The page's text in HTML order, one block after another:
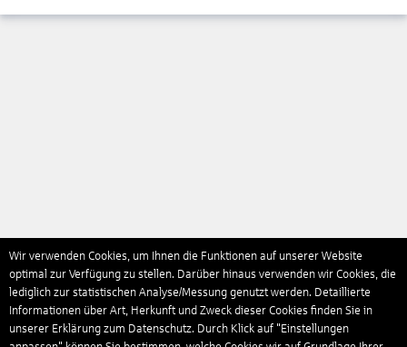
Wir verwenden Cookies, um Ihnen die Funktionen auf unserer Website
optimal zur Verfügung zu stellen. Darüber hinaus verwenden wir Cookies, die
lediglich zur statistischen Analyse/Messung genutzt werden. Detaillierte
Informationen über Art, Herkunft und Zweck dieser Cookies finden Sie in
unserer Erklärung zum Datenschutz. Durch Klick auf "Einstellungen